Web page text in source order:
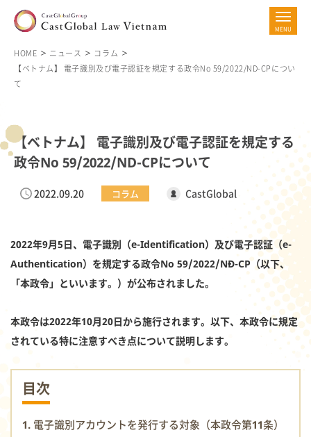
HOME ニュース
コラム
【ベトナム】 電子識別及び電子認証を規定する政令No 59/2022/ND-CPについ
て
【ベトナム】 電子識別及び電子認証を規定する
政令No 59/2022/ND-CPについて
2022.09.20 コラム CastGlobal
2022年9月5日、電子識別（e-Identification）及び電子認証（e-
Authentication）を規定する政令No 59/2022/NĐ-CP（以下、
「本政令」といいます。）が公布されました。
本政令は2022年10月20日から施行されます。以下、本政令に規定
されている特に注意すべき点について説明します。
目次
1. 電子識別アカウントを発行する対象（本政令第11条）